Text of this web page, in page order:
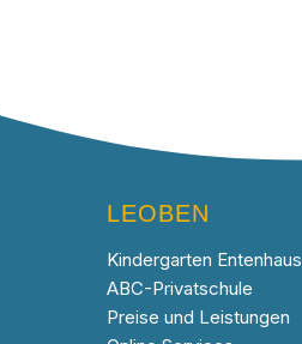
LEOBEN
Kindergarten Entenhaus
ABC-Privatschule
Preise und Leistungen